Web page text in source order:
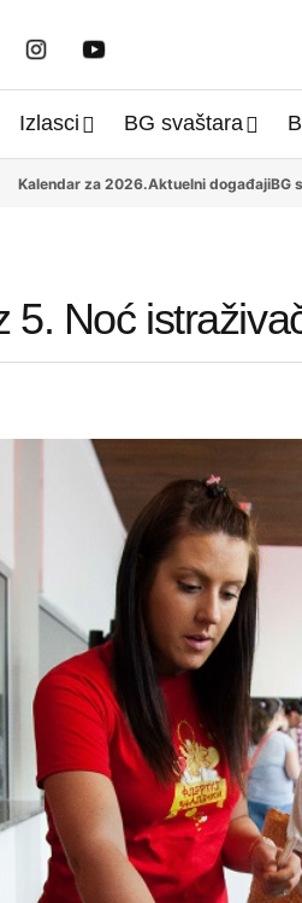
Izlasci BG svaštara
Kalendar za 2026.Aktuelni događajiBG
5. Noć